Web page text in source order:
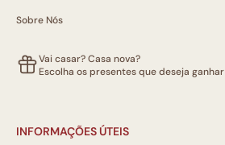
Sobre Nós
Vai casar? Casa nova?
Escolha os presentes que deseja ganhar
INFORMAÇÕES ÚTEIS